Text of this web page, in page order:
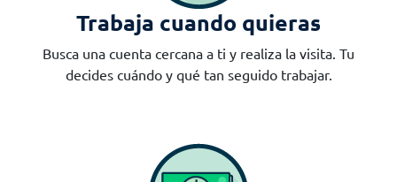
Trabaja cuando quieras
Busca una cuenta cercana a ti y realiza la visita. Tu
decides cuándo y qué tan seguido trabajar.